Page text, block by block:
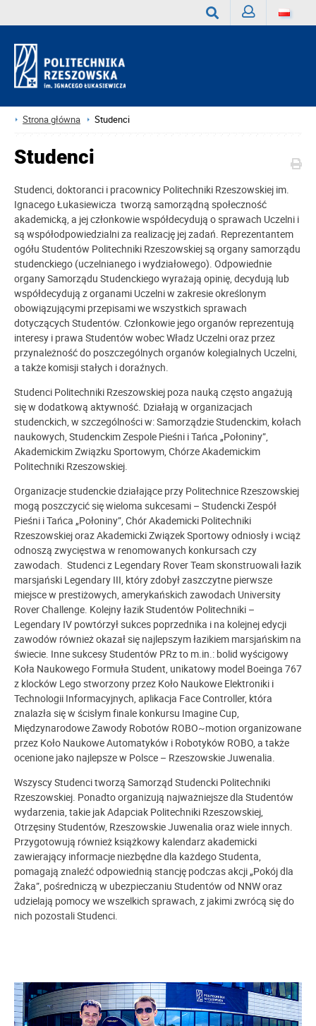
Strona główna Studenci
Studenci
Studenci, doktoranci i pracownicy Politechniki Rzeszowskiej im.
Ignacego Łukasiewicza tworzą samorządną społeczność
akademicką, a jej członkowie współdecydują o sprawach Uczelni i
są współodpowiedzialni za realizację jej zadań. Reprezentantem
ogółu Studentów Politechniki Rzeszowskiej są organy samorządu
studenckiego (uczelnianego i wydziałowego). Odpowiednie
organy Samorządu Studenckiego wyrażają opinię, decydują lub
współdecydują z organami Uczelni w zakresie określonym
obowiązującymi przepisami we wszystkich sprawach
dotyczących Studentów. Członkowie jego organów reprezentują
interesy i prawa Studentów wobec Władz Uczelni oraz przez
przynależność do poszczególnych organów kolegialnych Uczelni,
a także komisji stałych i doraźnych.
Studenci Politechniki Rzeszowskiej poza nauką często angażują
się w dodatkową aktywność. Działają w organizacjach
studenckich, w szczególności w: Samorządzie Studenckim, kołach
naukowych, Studenckim Zespole Pieśni i Tańca „Połoniny”,
Akademickim Związku Sportowym, Chórze Akademickim
Politechniki Rzeszowskiej.
Organizacje studenckie działające przy Politechnice Rzeszowskiej
mogą poszczycić się wieloma sukcesami – Studencki Zespół
Pieśni i Tańca „Połoniny”, Chór Akademicki Politechniki
Rzeszowskiej oraz Akademicki Związek Sportowy odniosły i wciąż
odnoszą zwycięstwa w renomowanych konkursach czy
zawodach. Studenci z Legendary Rover Team skonstruowali łazik
marsjański Legendary III, który zdobył zaszczytne pierwsze
miejsce w prestiżowych, amerykańskich zawodach University
Rover Challenge. Kolejny łazik Studentów Politechniki –
Legendary IV powtórzył sukces poprzednika i na kolejnej edycji
zawodów również okazał się najlepszym łazikiem marsjańskim na
świecie. Inne sukcesy Studentów PRz to m.in.: bolid wyścigowy
Koła Naukowego Formuła Student, unikatowy model Boeinga 767
z klocków Lego stworzony przez Koło Naukowe Elektroniki i
Technologii Informacyjnych, aplikacja Face Controller, która
znalazła się w ścisłym finale konkursu Imagine Cup,
Międzynarodowe Zawody Robotów ROBO~motion organizowane
przez Koło Naukowe Automatyków i Robotyków ROBO, a także
ocenione jako najlepsze w Polsce – Rzeszowskie Juwenalia.
Wszyscy Studenci tworzą Samorząd Studencki Politechniki
Rzeszowskiej. Ponadto organizują najważniejsze dla Studentów
wydarzenia, takie jak Adapciak Politechniki Rzeszowskiej,
Otrzęsiny Studentów, Rzeszowskie Juwenalia oraz wiele innych.
Przygotowują również książkowy kalendarz akademicki
zawierający informacje niezbędne dla każdego Studenta,
pomagają znaleźć odpowiednią stancję podczas akcji „Pokój dla
Żaka”, pośredniczą w ubezpieczaniu Studentów od NNW oraz
udzielają pomocy we wszelkich sprawach, z jakimi zwrócą się do
nich pozostali Studenci.